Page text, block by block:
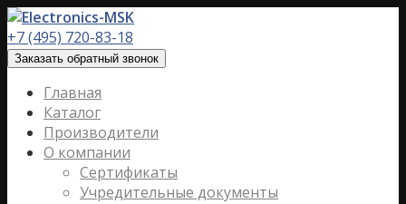
+7 (495) 720-83-18
Заказать обратный звонок
Главная
Каталог
Производители
О компании
Сертификаты
Учредительные документы